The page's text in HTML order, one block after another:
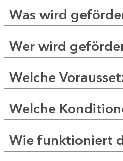
Was wird
Wer wird
Welche
Welche
Wie funktioniert